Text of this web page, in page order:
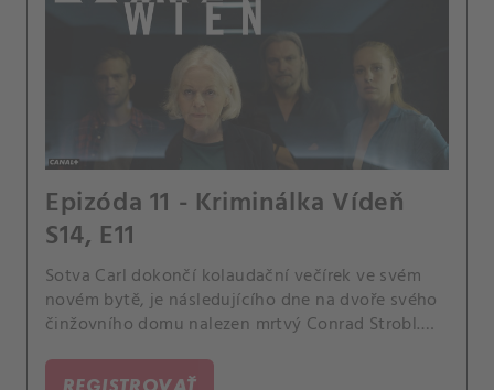
Epizóda 11 - Kriminálka Vídeň
S14, E11
Sotva Carl dokončí kolaudační večírek ve svém
novém bytě, je následujícího dne na dvoře svého
činžovního domu nalezen mrtvý Conrad Strobl.
skutečnosti vražda.
REGISTROVAŤ